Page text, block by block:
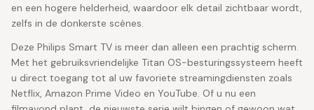
en een hogere helderheid, waardoor elk detail zichtbaar wordt,
zelfs in de donkerste scènes.
Deze Philips Smart TV is meer dan alleen een prachtig scherm.
Met het gebruiksvriendelijke Titan OS-besturingssysteem heeft
u direct toegang tot al uw favoriete streamingdiensten zoals
Netflix, Amazon Prime Video en YouTube. Of u nu een